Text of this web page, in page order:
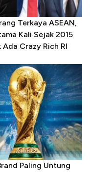
Terkaya ASEAN,
Kali Sejak 2015
Ada Crazy Rich RI
Paling Untung